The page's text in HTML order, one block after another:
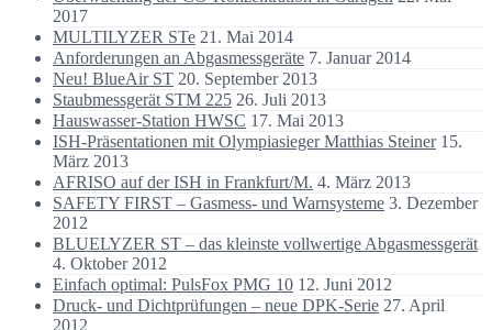
2017
MULTILYZER STe 21. Mai 2014
Anforderungen an Abgasmessgeräte 7. Januar 2014
Neu! BlueAir ST 20. September 2013
Staubmessgerät STM 225 26. Juli 2013
Hauswasser-Station HWSC 17. Mai 2013
ISH-Präsentationen mit Olympiasieger Matthias Steiner 15.
März 2013
AFRISO auf der ISH in Frankfurt/M. 4. März 2013
SAFETY FIRST – Gasmess- und Warnsysteme 3. Dezember
2012
BLUELYZER ST – das kleinste vollwertige Abgasmessgerät
4. Oktober 2012
Einfach optimal: PulsFox PMG 10 12. Juni 2012
Druck- und Dichtprüfungen – neue DPK-Serie 27. April
2012